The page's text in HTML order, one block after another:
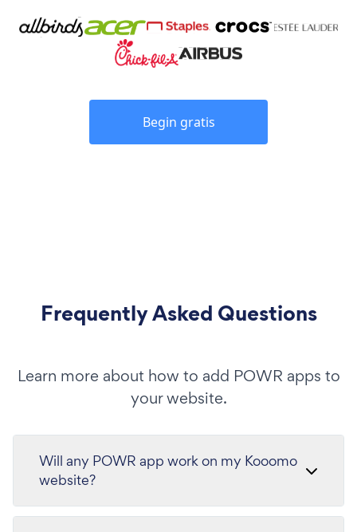
Begin gratis
Frequently Asked Questions
Learn more about how to add POWR apps to
your website.
Will any POWR app work on my Kooomo
website?